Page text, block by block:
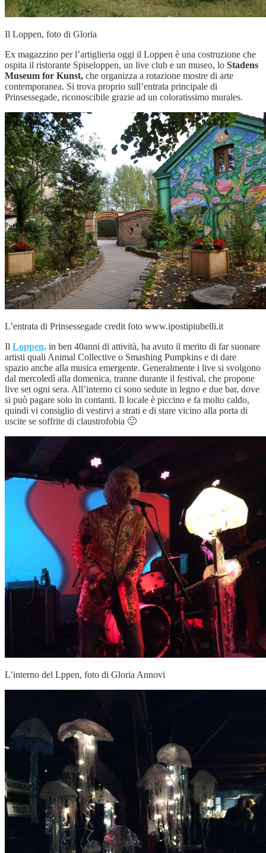
Il Loppen, foto di Gloria
Ex magazzino per l’artiglieria oggi il Loppen è una costruzione che
ospita il ristorante Spiseloppen, un live club e un museo, lo Stadens
Museum for Kunst, che organizza a rotazione mostre di arte
contemporanea. Si trova proprio sull’entrata principale di
Prinsessegade, riconoscibile grazie ad un coloratissimo murales.
L’entrata di Prinsessegade credit foto www.ipostipiubelli.it
Il Loppen, in ben 40anni di attività, ha avuto il merito di far suonare
artisti quali Animal Collective o Smashing Pumpkins e di dare
spazio anche alla musica emergente. Generalmente i live si svolgono
dal mercoledì alla domenica, tranne durante il festival, che propone
live set ogni sera. All’interno ci sono sedute in legno e due bar, dove
si può pagare solo in contanti. Il locale è piccino e fa molto caldo,
quindi vi consiglio di vestirvi a strati e di stare vicino alla porta di
uscite se soffrite di claustrofobia 🙂
L’interno del Lppen, foto di Gloria Annovi